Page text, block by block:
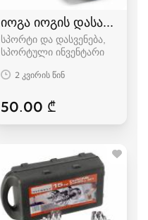
იოგა იოგის დასაფენი
სპორტი და დასვენება,
სპორტული ინვენტარი
2 კვირის წინ
50.00 ₾